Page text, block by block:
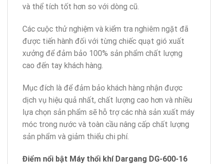
và thể tích tốt hơn so với dòng cũ.
Các cuộc thử nghiệm và kiểm tra nghiêm ngặt đã
được tiến hành đối với từng chiếc quạt gió xuất
xưởng để đảm bảo 100% sản phẩm chất lượng
cao đến tay khách hàng.
Mục đích là để đảm bảo khách hàng nhận được
dịch vụ hiệu quả nhất, chất lượng cao hơn và nhiều
lựa chọn sản phẩm sẽ hỗ trợ các nhà sản xuất máy
móc trong nước và toàn cầu nâng cấp chất lượng
sản phẩm và giảm thiểu chi phí.
Điểm nổi bật Máy thổi khí Dargang DG-600-16